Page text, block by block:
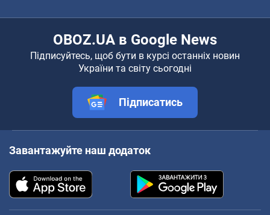
OBOZ.UA в Google News
Підписуйтесь, щоб бути в курсі останніх новин
України та світу сьогодні
Підписатись
Завантажуйте наш додаток